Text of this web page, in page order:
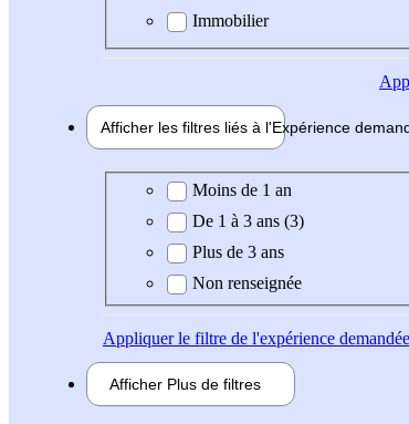
Immobilier
Afficher les filtres liés à l'Expérience
Expérience demandée
Moins de 1 an
De 1 à 3 ans (3)
Plus de 3 ans
Non renseignée
Appliquerle filtre de l'expérience demandée
Afficher Plus de filtres